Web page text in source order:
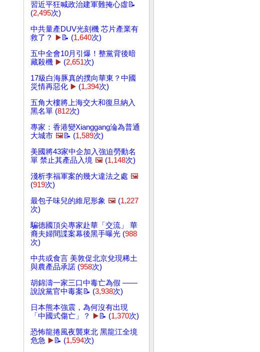
習近平狂喊政治建軍難掩心虛📝
(2,495次)
中共量產DUV光刻機 芯片產業有
救了？
▶️📝 (1,640次)
五中全會10月引爆！整黨背後暗
藏殺機 ▶️ (2,651次)
17級白海豚真的撲向華東？中國
災情再惡化 ▶️ (1,394次)
五角大樓將上海交大和復旦納入
黑名單 (812次)
專家：香港變Xianggang淪為普通
大城市 🖼️📝 (1,589次)
美國將43家中企加入強迫勞動名
單 禁止其產品入境 🖼️ (1,148次)
淺析李福軍案的幾大違法之處 🖼️
(919次)
最包子味兒的維尼形象 🖼️ (1,227
次)
騙德國頂尖專家赴華「交流」 華
裔夫婦間諜案幕後黑手曝光 (988
次)
中共或食言 美敦促北京兌現稀土
與農產品承諾 (958次)
胡錦濤一家三口中毒亡為假 ——
說說黨官中毒案📝 (3,938次)
日本熊本強震，為何沒有出現
「中國式傷亡」？
▶️📝 (1,370次)
恐怖龍捲風夜襲東北 黑龍江全境
危急 ▶️📝 (1,594次)